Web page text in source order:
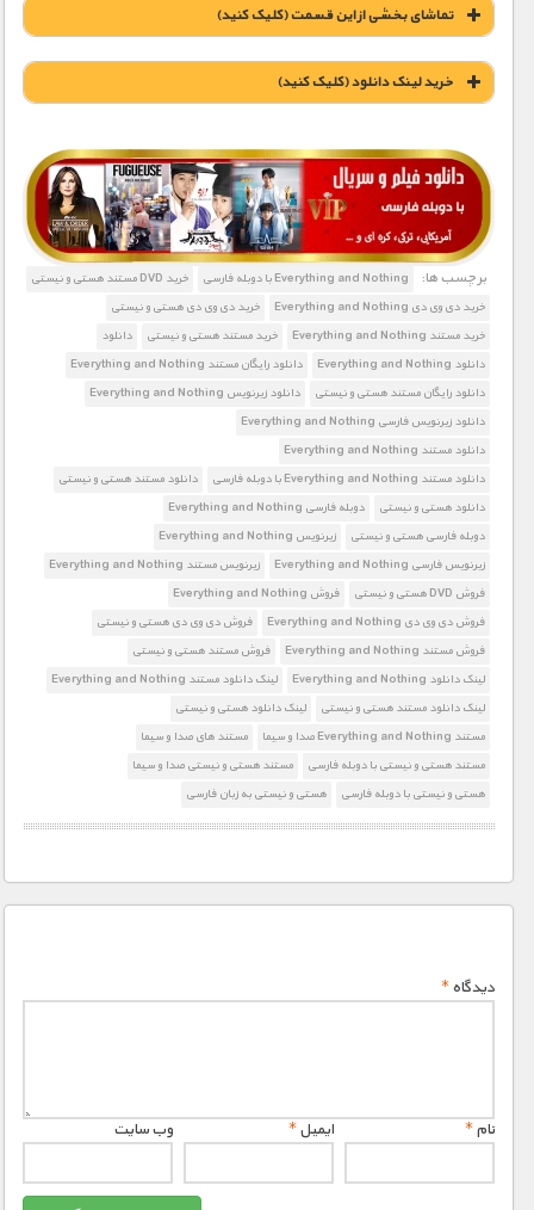
تماشای بخشی از این قسمت (کلیک کنید)
خريد لينک دانلود (کليک کنيد)
1900 تومان – خريد لينک دانلود (افزودن به سبد خريد)
برچسب ها: Everything and Nothing با دوبله فارسی
خرید DVD مستند هستی و نیستی
خرید دی وی دی Everything and Nothing
خرید دی وی دی هستی و نیستی
خرید مستند Everything and Nothing
خرید مستند هستی و نیستی
دانلود
دانلود Everything and Nothing
دانلود رایگان مستند Everything and Nothing
دانلود رایگان مستند هستی و نیستی
دانلود زیرنویس Everything and Nothing
دانلود زیرنویس فارسی Everything and Nothing
دانلود مستند Everything and Nothing
دانلود مستند Everything and Nothing با دوبله فارسی
دانلود مستند هستی و نیستی
دانلود هستی و نیستی
دوبله فارسی Everything and Nothing
دوبله فارسی هستی و نیستی
زیرنویس Everything and Nothing
زیرنویس فارسی Everything and Nothing
زیرنویس مستند Everything and Nothing
فروش DVD هستی و نیستی
فروش Everything and Nothing
فروش دی وی دی Everything and Nothing
فروش دی وی دی هستی و نیستی
فروش مستند Everything and Nothing
فروش مستند هستی و نیستی
لینک دانلود Everything and Nothing
لینک دانلود مستند Everything and Nothing
لینک دانلود مستند هستی و نیستی
لینک دانلود هستی و نیستی
مستند Everything and Nothing صدا و سیما
مستند های صدا و سیما
مستند هستی و نیستی با دوبله فارسی
مستند هستی و نیستی صدا و سیما
هستی و نیستی با دوبله فارسی
هستی و نیستی به زبان فارسی
دیدگاه*
نام* ایمیل* وب‌ سایت